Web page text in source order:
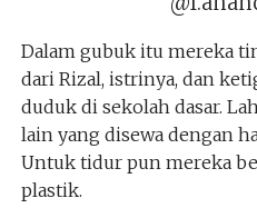
Dalam gubuk itu mereka
dari Rizal, istrinya, dan
duduk di sekolah dasar.
lain yang disewa dengan
Untuk tidur pun mereka
plastik.